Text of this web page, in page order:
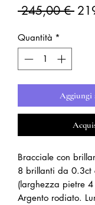
245,00 €
Quantità *
Aggiungi
Bracciale con
8 brillanti da 0.3ct
(larghezza pietre 4
Argento rodiato.